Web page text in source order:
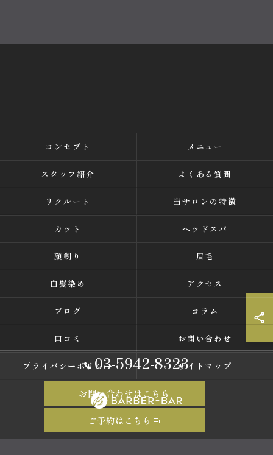
03-5942-8323
お問い合わせはこちら
ご予約はこちら
コンセプト メニュー
スタッフ紹介 よくある質問
リクルート 当サロンの特徴
カット ヘッドスパ
顔剃り 眉毛
白髪染め アクセス
ブログ コラム
口コミ お問い合わせ
プライバシーポリシー サイトマップ
© 2026 東京都中野の理容室ならバーバーバー 中野 ALL RIGHTS RESERVED.